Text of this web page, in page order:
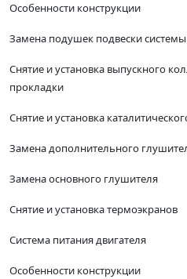
Особенности конструкции
Замена подушек подвески
Снятие и установка выпускного
прокладки
Снятие и установка
Замена дополнительного
Замена основного глушителя
Снятие и установка термоэкранов
Система питания двигателя
Особенности конструкции